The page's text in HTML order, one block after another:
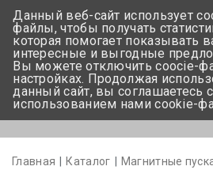
Главная Каталог Магнитные
Данный веб-сайт использует
файлы, чтобы получать
которая помогает показывать
интересные и выгодные
Вы можете отключить coocie-
настройках. Продолжая
данный сайт, вы соглашаетесь с
использованием нами cookie-